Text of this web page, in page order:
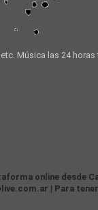
Música las 24
online desde
| Para